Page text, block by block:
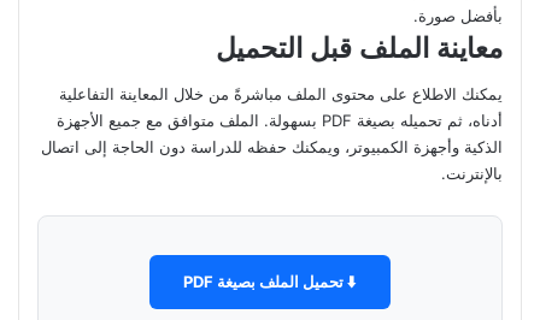
بأفضل صورة.
معاينة الملف قبل التحميل
يمكنك الاطلاع على محتوى الملف مباشرةً من خلال المعاينة التفاعلية
أدناه، ثم تحميله بصيغة PDF بسهولة. الملف متوافق مع جميع الأجهزة
الذكية وأجهزة الكمبيوتر، ويمكنك حفظه للدراسة دون الحاجة إلى اتصال
بالإنترنت.
⬇️ تحميل الملف بصيغة PDF